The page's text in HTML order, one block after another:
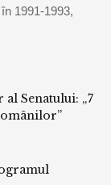
1991-1993,
Senatului: „7